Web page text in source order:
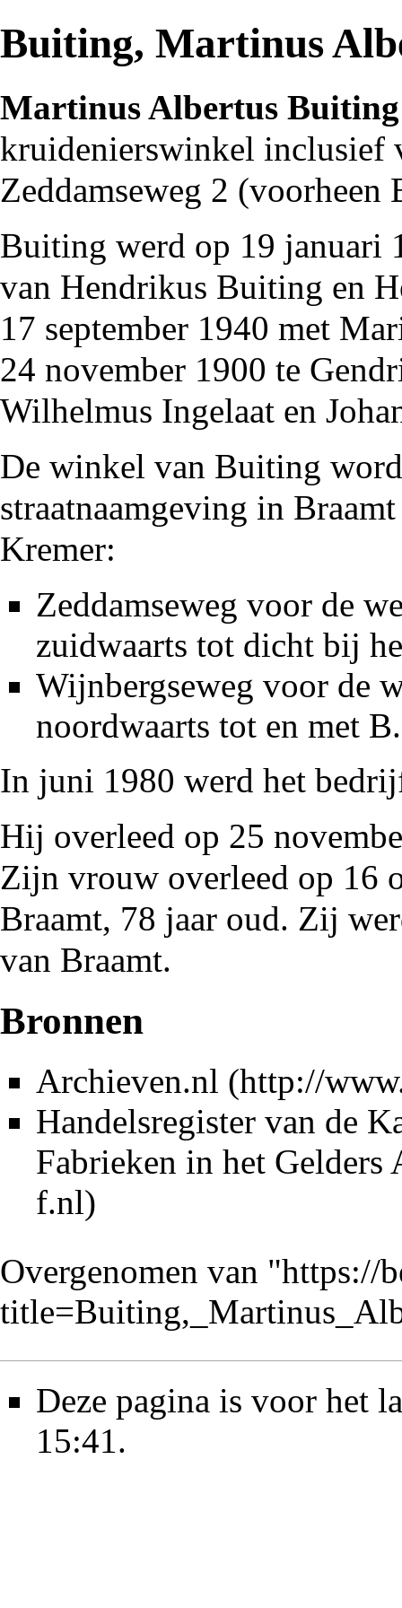
Buiting, Martinus
Martinus Albertus Buiting
kruidenierswinkel inclusief
Zeddamseweg 2 (voorheen
Buiting werd op 19 januari
van Hendrikus Buiting en
17 september 1940 met
24 november 1900 te
Wilhelmus Ingelaat en
De winkel van Buiting
straatnaamgeving in
Kremer:
Zeddamseweg voor de
zuidwaarts tot dicht bij
Wijnbergseweg voor de
noordwaarts tot en met
In juni 1980 werd het
Hij overleed op 25
Zijn vrouw overleed op 16
Braamt, 78 jaar oud. Zij
van Braamt.
Bronnen
Archieven.nl
Handelsregister van de
Fabrieken in het Gelders
Overgenomen van "https://
Deze pagina is voor het
15:41.